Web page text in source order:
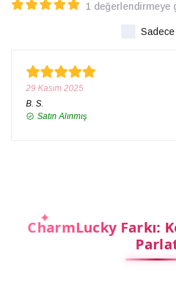
1 değerlendirmeye
29 Kasım 2025
B. S.
Satın Alınmış
CharmLucky Farkı: